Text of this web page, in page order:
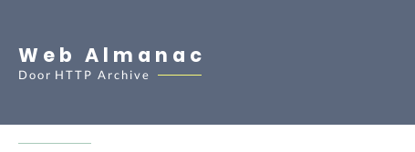
Web Almanac
Door HTTP Archive